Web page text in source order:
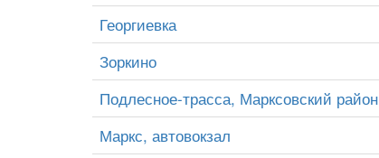
Георгиевка
Зоркино
Подлесное-трасса, Марксовский район
Маркс, автовокзал